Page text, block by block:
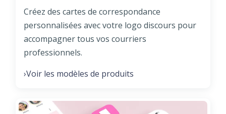
Créez des cartes de correspondance
personnalisées avec votre logo discours pour
accompagner tous vos courriers
professionnels.
›Voir les modèles de produits